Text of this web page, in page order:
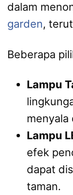
dalam
garden,
Beberapa
Lampu
menyala
Lampu
efek
dapat
taman.